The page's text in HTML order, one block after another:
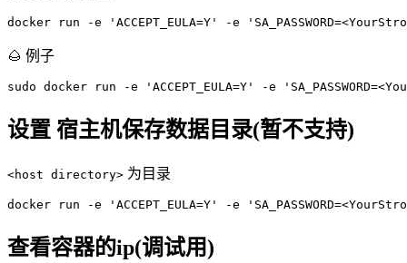
docker run -e 'ACCEPT_EULA=Y' -e
🌰 例子
sudo docker run -e 'ACCEPT_EULA=Y' -e
设置 宿主机保存数据目录(暂不支持)
<host directory> 为目录
docker run -e 'ACCEPT_EULA=Y' -e
查看容器的ip(调试用)